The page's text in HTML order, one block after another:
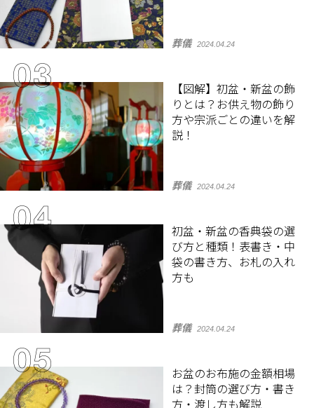
葬儀 2024.04.24
【図解】初盆・新盆の飾
りとは？お供え物の飾り
方や宗派ごとの違いを解
説！
葬儀 2024.04.24
初盆・新盆の香典袋の選
び方と種類！表書き・中
袋の書き方、お札の入れ
方も
葬儀 2024.04.24
お盆のお布施の金額相場
は？封筒の選び方・書き
方・渡し方も解説